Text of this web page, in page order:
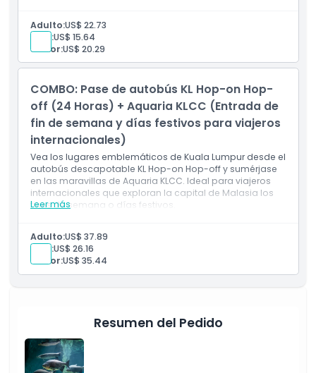
Pase de 24 horas para el autobús KL Hop-on Hop-off
(viajes ilimitados dentro del período de validez)
Acceso a 27 paradas que cubren las principales
atracciones de Kuala Lumpur
Comentario en vivo o grabado a bordo
Válido para ciudadanos malayos los fines de
semana y días festivos
Adulto:US$ 22.73
Niño:US$ 15.64
Senior:US$ 20.29
COMBO: Pase de autobús KL Hop-on Hop-
off (24 Horas) + Aquaria KLCC (Entrada de
fin de semana y días festivos para viajeros
internacionales)
Vea los lugares emblemáticos de Kuala Lumpur desde el
autobús descapotable KL Hop-on Hop-off y sumérjase
en las maravillas de Aquaria KLCC. Ideal para viajeros
internacionales que exploran la capital de Malasia los
fines de semana o días festivos.
Leer más
Pase de 24 horas para el autobús KL Hop-on Hop-off
(viajes ilimitados dentro del período de validez)
Acceso a 27 paradas principales de interés turístico
alrededor de Kuala Lumpur
Adulto:US$ 37.89
Niño:US$ 26.16
Senior:US$ 35.44
Resumen del Pedido